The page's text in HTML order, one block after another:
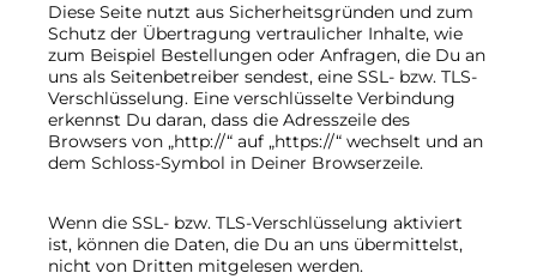
Diese Seite nutzt aus Sicherheitsgründen und zum
Schutz der Übertragung vertraulicher Inhalte, wie
zum Beispiel Bestellungen oder Anfragen, die Du an
uns als Seitenbetreiber sendest, eine SSL- bzw. TLS-
Verschlüsselung. Eine verschlüsselte Verbindung
erkennst Du daran, dass die Adresszeile des
Browsers von „http://“ auf „https://“ wechselt und an
dem Schloss-Symbol in Deiner Browserzeile.
Wenn die SSL- bzw. TLS-Verschlüsselung aktiviert
ist, können die Daten, die Du an uns übermittelst,
nicht von Dritten mitgelesen werden.